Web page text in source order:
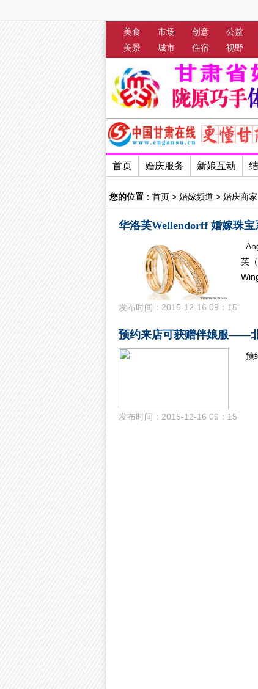
美食 市场 创意
公益
美景
城市 住宿 视野
首页 婚庆服务 新娘互动
您的位置 ： 首页 > 婚嫁频道 > 婚庆商家
华洛芙Wellendorff 婚嫁珠宝
芙
发布时间：2015-12-16 09：15
预约来店可获赠伴娘服——
预
发布时间：2015-12-16 09：15